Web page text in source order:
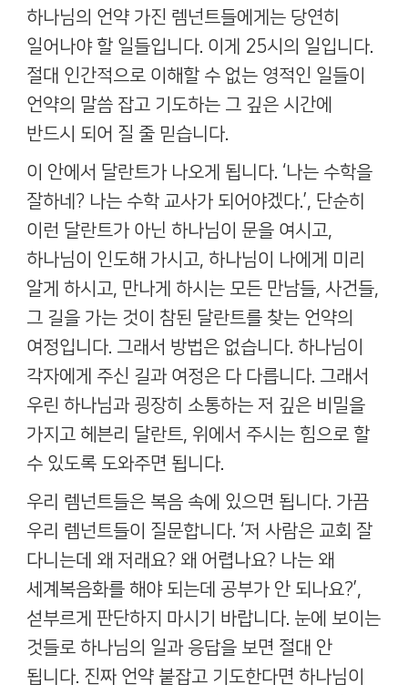
하나님의 언약 가진 렘넌트들에게는 당연히
일어나야 할 일들입니다. 이게 25시의 일입니다.
절대 인간적으로 이해할 수 없는 영적인 일들이
언약의 말씀 잡고 기도하는 그 깊은 시간에
반드시 되어 질 줄 믿습니다.
이 안에서 달란트가 나오게 됩니다. ‘나는 수학을
잘하네 ? 나는 수학 교사가 되어야겠다.’, 단순히
이런 달란트가 아닌 하나님이 문을 여시고,
하나님이 인도해 가시고, 하나님이 나에게 미리
알게 하시고, 만나게 하시는 모든 만남들, 사건들,
그 길을 가는 것이 참된 달란트를 찾는 언약의
여정입니다. 그래서 방법은 없습니다. 하나님이
각자에게 주신 길과 여정은 다 다릅니다. 그래서
우린 하나님과 굉장히 소통하는 저 깊은 비밀을
가지고 헤븐리 달란트, 위에서 주시는 힘으로 할
수 있도록 도와주면 됩니다.
우리 렘넌트들은 복음 속에 있으면 됩니다. 가끔
우리 렘넌트들이 질문합니다. ‘저 사람은 교회 잘
다니는데 왜 저래요? 왜 어렵나요? 나는 왜
세계복음화를 해야 되는데 공부가 안 되나요?’,
섣부르게 판단하지 마시기 바랍니다. 눈에 보이는
것들로 하나님의 일과 응답을 보면 절대 안
됩니다. 진짜 언약 붙잡고 기도한다면 하나님이